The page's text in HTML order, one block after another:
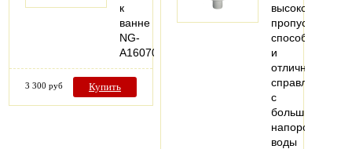
к
ванне
NG-
A16070
3 300 руб Купить
высокой
пропускной
способностью
и
отлично
справляется
с
большим
напором
воды